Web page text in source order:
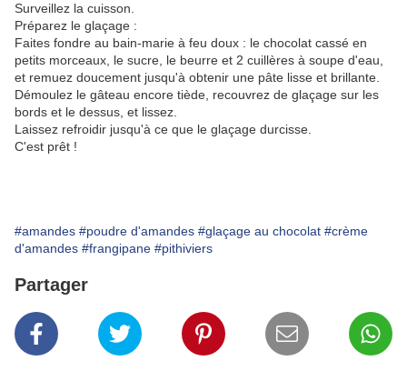
Surveillez la cuisson.
Préparez le glaçage :
Faites fondre au bain-marie à feu doux : le chocolat cassé en
petits morceaux, le sucre, le beurre et 2 cuillères à soupe d'eau,
et remuez doucement jusqu'à obtenir une pâte lisse et brillante.
Démoulez le gâteau encore tiède, recouvrez de glaçage sur les
bords et le dessus, et lissez.
Laissez refroidir jusqu'à ce que le glaçage durcisse.
C'est prêt !
#amandes #poudre d'amandes #glaçage au chocolat #crème
d'amandes #frangipane #pithiviers
Partager